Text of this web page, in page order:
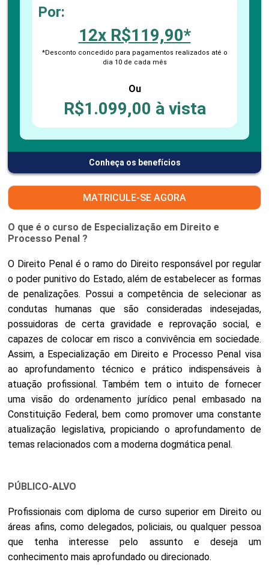
Por:
12x R$119,90*
*Desconto concedido para pagamentos realizados até o
dia 10 de cada mês
Ou
R$1.099,00 à vista
Conheça os benefícios
MATRICULE-SE AGORA
O que é o curso de Especialização em Direito e
Processo Penal ?
O Direito Penal é o ramo do Direito responsável por regular
o poder punitivo do Estado, além de estabelecer as formas
de penalizações. Possui a competência de selecionar as
condutas humanas que são consideradas indesejadas,
possuidoras de certa gravidade e reprovação social, e
capazes de colocar em risco a convivência em sociedade.
Assim, a Especialização em Direito e Processo Penal visa
ao aprofundamento técnico e prático indispensáveis à
atuação profissional. Também tem o intuito de fornecer
uma visão do ordenamento jurídico penal embasado na
Constituição Federal, bem como promover uma constante
atualização legislativa, propiciando o aprofundamento de
temas relacionados com a moderna dogmática penal.
PÚBLICO-ALVO
Profissionais com diploma de curso superior em Direito ou
áreas afins, como delegados, policiais, ou qualquer pessoa
que tenha interesse pelo assunto e deseja um
conhecimento mais aprofundado ou direcionado.